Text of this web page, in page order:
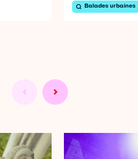
Balades urbaines